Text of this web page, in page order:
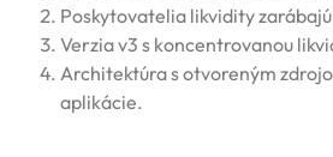
Poskytovatelia likvidity
Verzia v3 s koncentrovanou
Architektúra s otvoreným
aplikácie.